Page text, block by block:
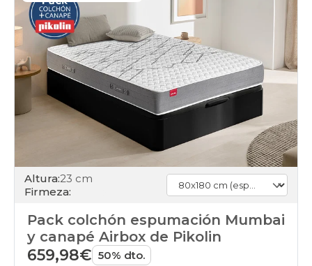
Altura:23 cm
Firmeza:
Pack colchón espumación Mumbai
y canapé Airbox de Pikolin
659,98€ 50% dto.